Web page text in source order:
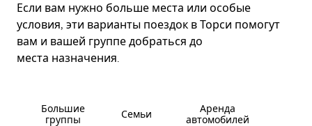
Если вам нужно больше места или особые
условия, эти варианты поездок в Торси помогут
вам и вашей группе добраться до
места назначения.
Большие
группы
Семьи
Аренда
автомобилей